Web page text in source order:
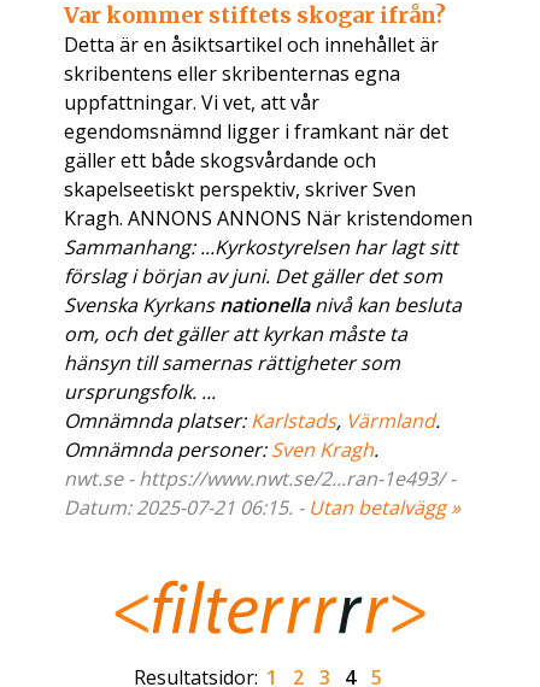
Var kommer stiftets skogar ifrån?
Detta är en åsiktsartikel och innehållet är
skribentens eller skribenternas egna
uppfattningar. Vi vet, att vår
egendomsnämnd ligger i framkant när det
gäller ett både skogsvårdande och
skapelseetiskt perspektiv, skriver Sven
Kragh. ANNONS ANNONS När kristendomen
Sammanhang: ...Kyrkostyrelsen har lagt sitt
förslag i början av juni. Det gäller det som
Svenska Kyrkansnationellanivå kan besluta
om, och det gäller att kyrkan måste ta
hänsyn till samernas rättigheter som
ursprungsfolk. ...
Omnämnda platser:Karlstads, Värmland.
Omnämnda personer:Sven Kragh.
nwt.se - https://www.nwt.se/2...ran-1e493/ -
Datum: 2025-07-21 06:15. - Utan betalvägg »
Resultatsidor: 1 2 3 4 5